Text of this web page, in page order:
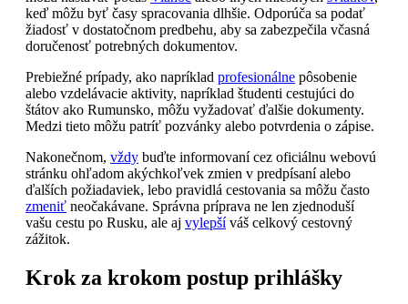
keď môžu byť časy spracovania dlhšie. Odporúča sa podať
žiadosť v dostatočnom predbehu, aby sa zabezpečila včasná
doručenosť potrebných dokumentov.
Prebiežné prípady, ako napríklad profesionálne pôsobenie
alebo vzdelávacie aktivity, napríklad študenti cestujúci do
štátov ako Rumunsko, môžu vyžadovať ďalšie dokumenty.
Medzi tieto môžu patríť pozvánky alebo potvrdenia o zápise.
Nakonečnom, vždy buďte informovaní cez oficiálnu webovú
stránku ohľadom akýchkoľvek zmien v predpísaní alebo
ďalších požiadaviek, lebo pravidlá cestovania sa môžu často
zmeniť neočakávane. Správna príprava ne len zjednoduší
vašu cestu po Rusku, ale aj vylepšíváš celkový cestovný
zážitok.
Krok za krokom postup prihlášky